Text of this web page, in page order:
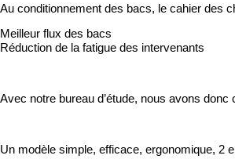
Au conditionnement des bacs, le cahier des
Meilleur flux des bacs
Réduction de la fatigue des intervenants
Avec notre bureau d’étude, nous avons
Un modèle simple, efficace, ergonomique, 2